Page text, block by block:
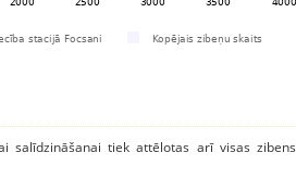
salīdzināšanai tiek attēlotas arī visas zibens